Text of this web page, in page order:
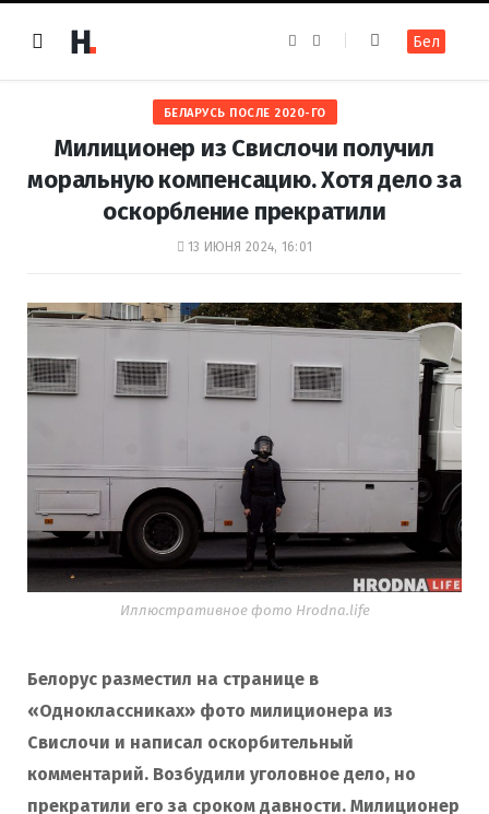
e
b
o
o
k
t
a
g
r
a
m
Бел
БЕЛАРУСЬ ПОСЛЕ 2020-ГО
Милиционер из Свислочи получил
моральную компенсацию. Хотя дело за
оскорбление прекратили
13 ИЮНЯ 2024, 16:01
Иллюстративное фото Hrodna.life
Белорус разместил на странице в
«Одноклассниках» фото милиционера из
Свислочи и написал оскорбительный
комментарий. Возбудили уголовное дело, но
прекратили его за сроком давности. Милиционер